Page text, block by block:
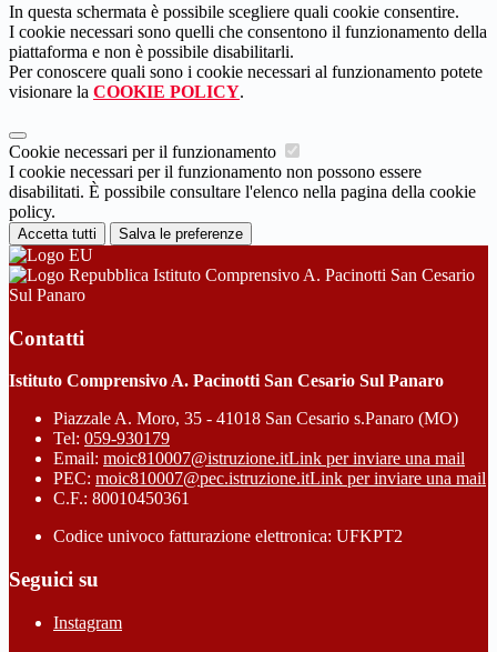
In questa schermata è possibile scegliere quali cookie consentire.
I cookie necessari sono quelli che consentono il funzionamento della
piattaforma e non è possibile disabilitarli.
Per conoscere quali sono i cookie necessari al funzionamento potete
visionare la COOKIE POLICY.
Cookie necessari per il funzionamento
I cookie necessari per il funzionamento non possono essere
disabilitati. È possibile consultare l'elenco nella pagina della cookie
policy.
Accetta tutti Salva le preferenze
Istituto Comprensivo A. Pacinotti San Cesario
Sul Panaro
Contatti
Istituto Comprensivo A. Pacinotti San Cesario Sul Panaro
Piazzale A. Moro, 35 - 41018 San Cesario s.Panaro (MO)
Tel: 059-930179
Email: moic810007@istruzione.itLink per inviare una mail
PEC: moic810007@pec.istruzione.itLink per inviare una mail
C.F.: 80010450361
Codice univoco fatturazione elettronica: UFKPT2
Seguici su
Instagram